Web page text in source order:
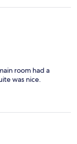
room had a
was nice.